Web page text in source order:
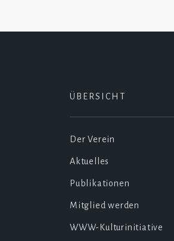
ÜBERSICHT
Der Verein
Aktuelles
Publikationen
Mitglied werden
WWW-Kulturinitiative